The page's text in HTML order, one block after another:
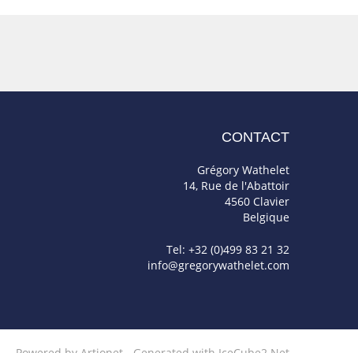
CONTACT
Grégory Wathelet
14, Rue de l'Abattoir
4560 Clavier
Belgique
Tel: +32 (0)499 83 21 32
info@gregorywathelet.com